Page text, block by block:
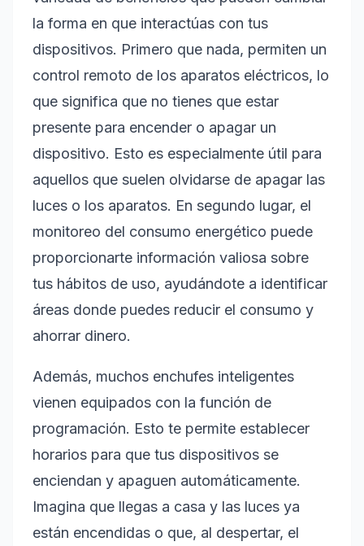
la forma en que interactúas con tus
dispositivos. Primero que nada, permiten un
control remoto de los aparatos eléctricos, lo
que significa que no tienes que estar
presente para encender o apagar un
dispositivo. Esto es especialmente útil para
aquellos que suelen olvidarse de apagar las
luces o los aparatos. En segundo lugar, el
monitoreo del consumo energético puede
proporcionarte información valiosa sobre
tus hábitos de uso, ayudándote a identificar
áreas donde puedes reducir el consumo y
ahorrar dinero.
Además, muchos enchufes inteligentes
vienen equipados con la función de
programación. Esto te permite establecer
horarios para que tus dispositivos se
enciendan y apaguen automáticamente.
Imagina que llegas a casa y las luces ya
están encendidas o que, al despertar, el